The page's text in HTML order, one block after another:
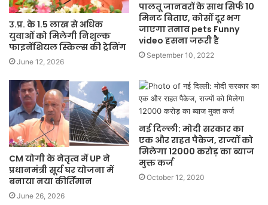
उ.प्र. के 1.5 लाख से अधिक
युवाओं को मिलेगी निशुल्क
फाइनेंशियल स्किल्स की ट्रेनिंग
June 12, 2026
पालतू जानवरों के साथ सिर्फ 10
मिनट बिताए, कोसों दूर भग
जाएगा तनाव pets Funny
video हसना जरूरी है
September 10, 2022
CM योगी के नेतृत्व में UP ने
प्रधानमंत्री सूर्य घर योजना में
बनाया नया कीर्तिमान
June 26, 2026
नई दिल्ली: मोदी सरकार का
एक और राहत पैकेज, राज्यों को
मिलेगा 12000 करोड़ का ब्याज
मुक्त कर्ज
October 12, 2020